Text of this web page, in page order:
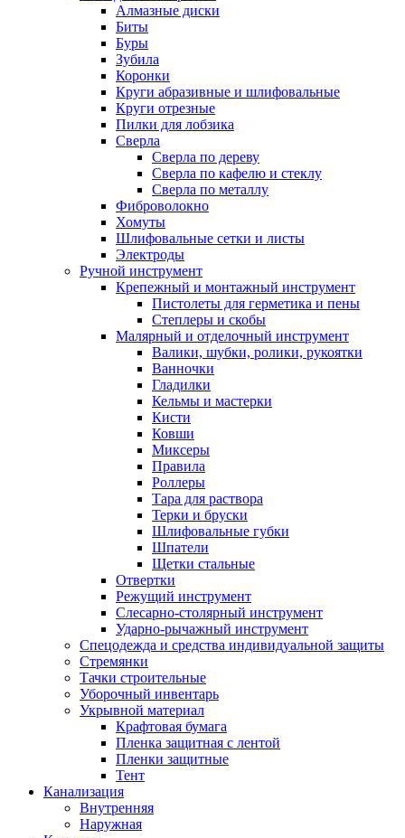
Алмазные диски
Биты
Буры
Зубила
Коронки
Круги абразивные и шлифовальные
Круги отрезные
Пилки для лобзика
Сверла
Сверла по дереву
Сверла по кафелю и стеклу
Сверла по металлу
Фиброволокно
Хомуты
Шлифовальные сетки и листы
Электроды
Ручной инструмент
Крепежный и монтажный инструмент
Пистолеты для герметика и пены
Степлеры и скобы
Малярный и отделочный инструмент
Валики, шубки, ролики, рукоятки
Ванночки
Гладилки
Кельмы и мастерки
Кисти
Ковши
Миксеры
Правила
Роллеры
Тара для раствора
Терки и бруски
Шлифовальные губки
Шпатели
Щетки стальные
Отвертки
Режущий инструмент
Слесарно-столярный инструмент
Ударно-рычажный инструмент
Спецодежда и средства индивидуальной защиты
Стремянки
Тачки строительные
Уборочный инвентарь
Укрывной материал
Крафтовая бумага
Пленка защитная с лентой
Пленки защитные
Тент
Канализация
Внутренняя
Наружная